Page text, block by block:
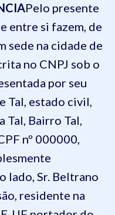
Pelo presente
entre si fazem, de
sede na cidade de
no CNPJ sob o
por seu
Tal, estado civil,
Tal, Bairro Tal,
nº 000000,
lado, Sr. Beltrano
residente na